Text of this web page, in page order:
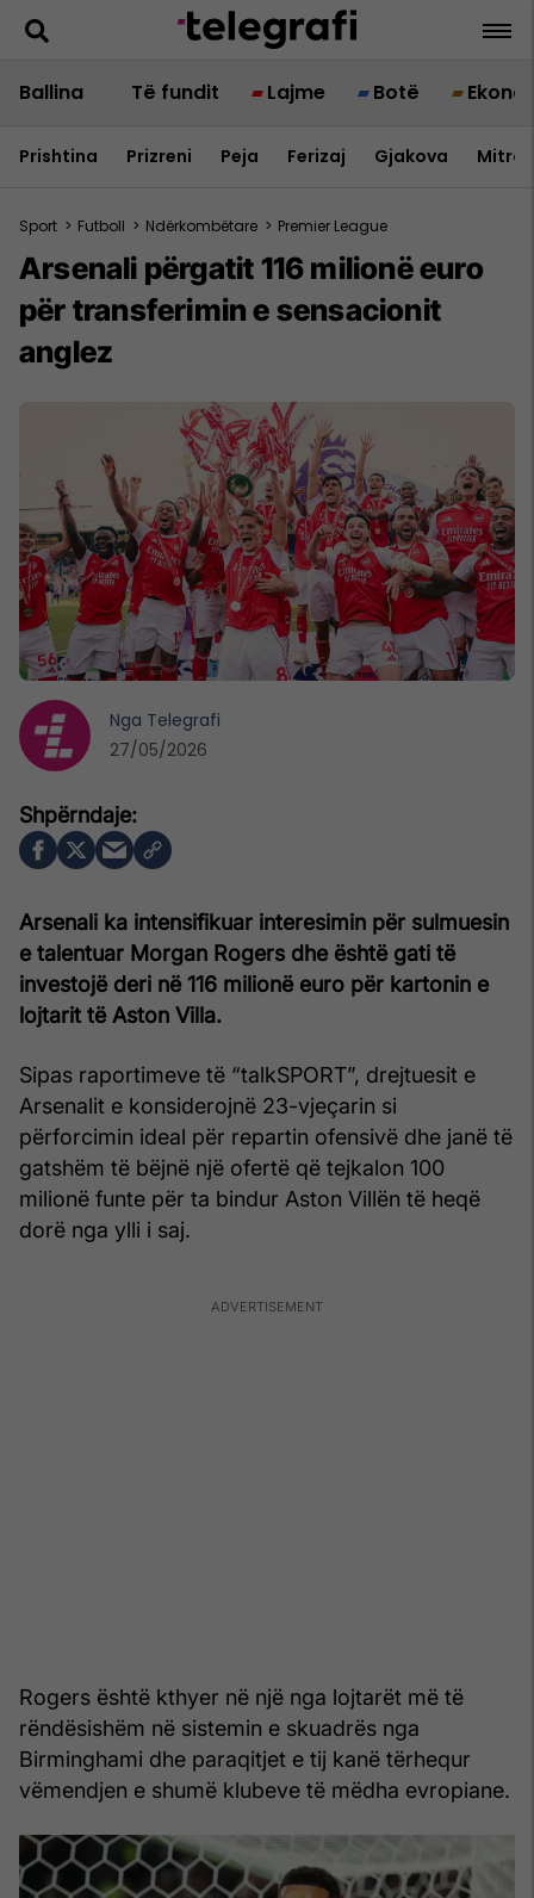
Ballina Të fundit Lajme Botë
Prishtina Prizreni Peja Ferizaj Gjakova
Sport > Futboll > Ndërkombëtare > Premier League
Arsenali përgatit 116 milionë euro
për transferimin e sensacionit
anglez
Arsenali ka intensifikuar interesimin për sulmuesin
e talentuar Morgan Rogers dhe është gati të
investojë deri në 116 milionë euro për kartonin e
lojtarit të Aston Villa.
Sipas raportimeve të “talkSPORT”, drejtuesit e
Arsenalit e konsiderojnë 23-vjeçarin si
përforcimin ideal për repartin ofensivë dhe janë të
gatshëm të bëjnë një ofertë që tejkalon 100
milionë funte për ta bindur Aston Villën të heqë
dorë nga ylli i saj.
Rogers është kthyer në një nga lojtarët më të
rëndësishëm në sistemin e skuadrës nga
Birminghami dhe paraqitjet e tij kanë tërhequr
vëmendjen e shumë klubeve të mëdha evropiane.
Nga Telegrafi
27/05/2026